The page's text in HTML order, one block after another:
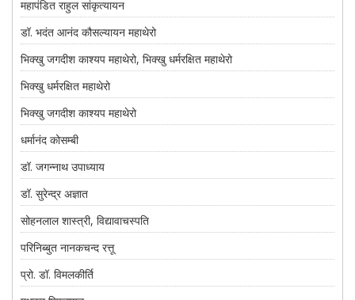
महापंडित राहुल सांकृत्यायन
डॉ. भदंत आनंद कौसल्यायन महाथेरो
भिक्खु जगदीश काश्यप महाथेरो, भिक्खु धर्मरक्षित महाथेरो
भिक्खु धर्मरक्षित महाथेरो
भिक्खु जगदीश काश्यप महाथेरो
धर्मानंद कोसम्बी
डॉ. जगन्नाथ उपाध्याय
डॉ. सुरेन्द्र अज्ञात
सोहनलाल शास्त्री, विद्यावाचस्पति
परिनिब्बुत नानकचन्द रत्तू
प्रो. डॉ. विमलकीर्ति